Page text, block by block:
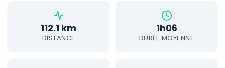
112.1 km
DISTANCE
1h06
DURÉE MOYENNE